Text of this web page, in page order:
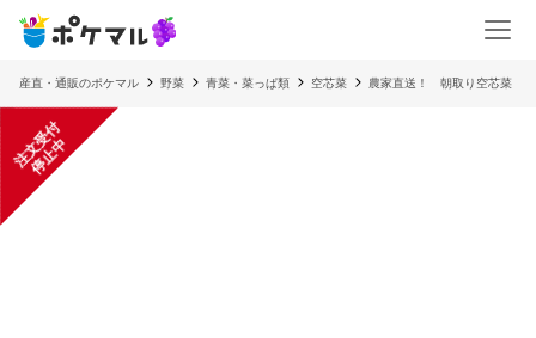
産直・通販のポケマル 野菜 青菜・菜っぱ類 空芯菜 農家直送！ 朝取り空芯菜
注
文
受
付
停
止
中